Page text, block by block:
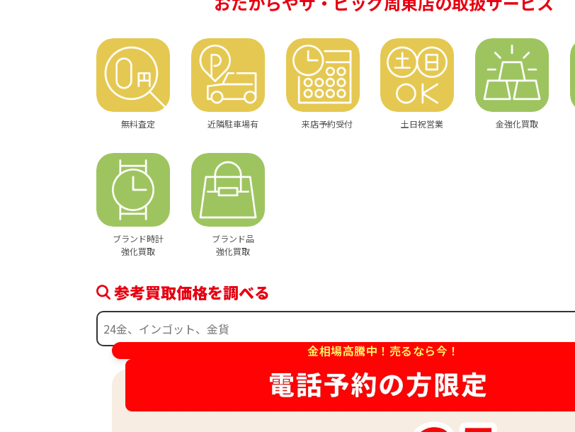
無料査定 近隣駐車場有 来店予約受付 土日祝営業 金強化買取
ブランド時計
強化買取
ブランド品
強化買取
参考買取価格を調べる
金相場高騰中！売るなら今！